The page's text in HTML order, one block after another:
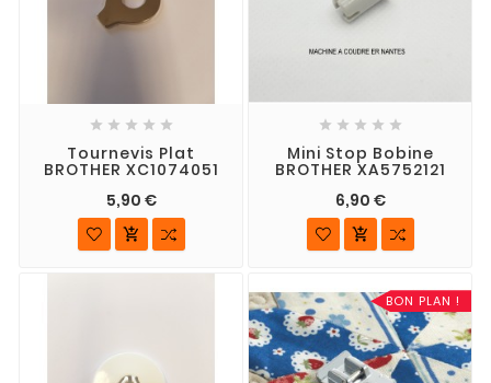
    
Tournevis Plat
BROTHER XC1074051
5,90 €

    
Mini Stop Bobine
BROTHER XA5752121
6,90 €

BON PLAN !